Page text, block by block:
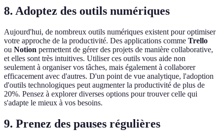
8. Adoptez des outils numériques
Aujourd'hui, de nombreux outils numériques existent pour optimiser
votre approche de la productivité. Des applications comme Trello
ou Notion permettent de gérer des projets de manière collaborative,
et elles sont très intuitives. Utiliser ces outils vous aide non
seulement à organiser vos tâches, mais également à collaborer
efficacement avec d'autres. D'un point de vue analytique, l'adoption
d'outils technologiques peut augmenter la productivité de plus de
20%. Pensez à explorer diverses options pour trouver celle qui
s'adapte le mieux à vos besoins.
9. Prenez des pauses régulières